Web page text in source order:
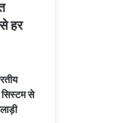
हर
से